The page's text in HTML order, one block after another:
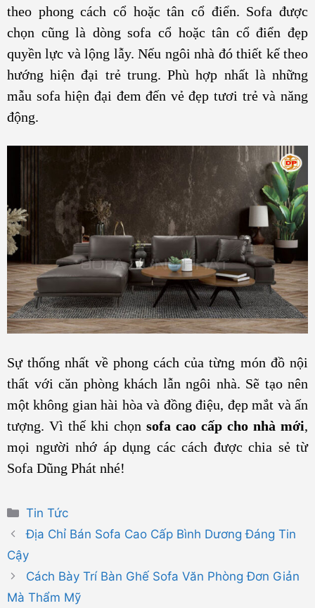
theo phong cách cổ hoặc tân cổ điển. Sofa được
chọn cũng là dòng sofa cổ hoặc tân cổ điển đẹp
quyền lực và lộng lẫy. Nếu ngôi nhà đó thiết kế theo
hướng hiện đại trẻ trung. Phù hợp nhất là những
mẫu sofa hiện đại đem đến vẻ đẹp tươi trẻ và năng
động.
Sự thống nhất về phong cách của từng món đồ nội
thất với căn phòng khách lẫn ngôi nhà. Sẽ tạo nên
một không gian hài hòa và đồng điệu, đẹp mắt và ấn
tượng. Vì thế khi chọn sofa cao cấp cho nhà mới,
mọi người nhớ áp dụng các cách được chia sẻ từ
Sofa Dũng Phát nhé!
Danh
mục
Tin Tức
Địa Chỉ Bán Sofa Cao Cấp Bình Dương Đáng Tin
Cậy
Cách Bày Trí Bàn Ghế Sofa Văn Phòng Đơn Giản
Mà Thẩm Mỹ